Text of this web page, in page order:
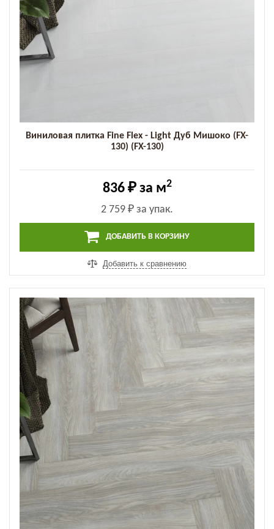
Виниловая плитка Fine Flex - Light Дуб Мишоко (FX-
130) (FX-130)
836 ₽за м2
2 759 ₽ за упак.
ДОБАВИТЬ В КОРЗИНУ
Добавить к сравнению